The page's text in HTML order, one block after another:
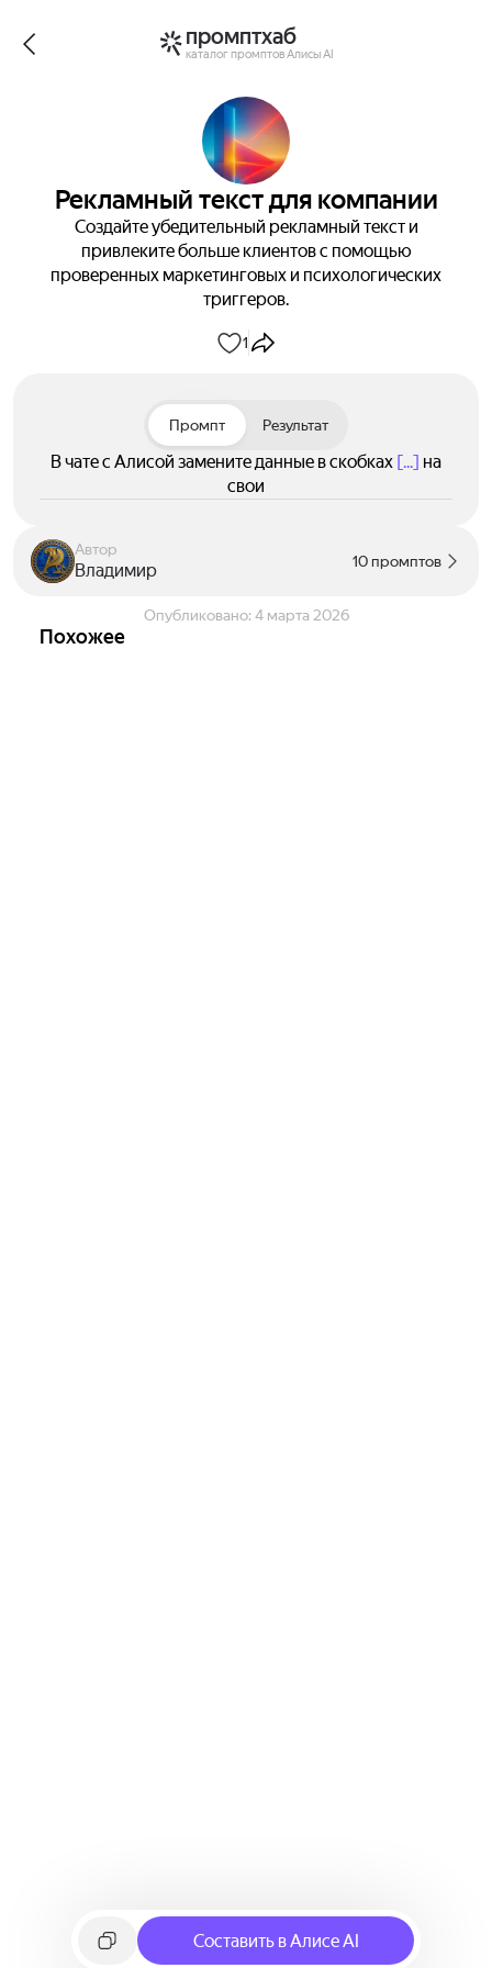
промптхаб
каталог промптов Алисы AI
Рекламный текст для компании
Создайте убедительный рекламный текст и
привлеките больше клиентов с помощью
проверенных маркетинговых и психологических
триггеров.
1
Промпт Результат
В чате с Алисой замените данные в скобках [...] на
свои
Автор
Владимир 10 промптов
Опубликовано: 4 марта 2026
Похожее
Составить в Алисе AI